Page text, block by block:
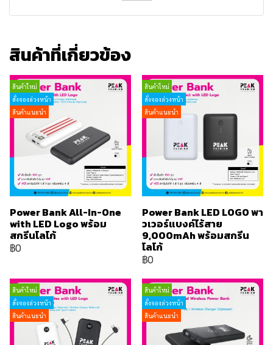
สินค้าที่เกี่ยวข้อง
สินค้าใหม่
สั่งจองล่วงหน้า
สินค้าแนะนำ
Power Bank All-In-One
with LED Logo พร้อม
สกรีนโลโก้
฿0
สินค้าใหม่
สั่งจองล่วงหน้า
สินค้าแนะนำ
Power Bank LED LOGO พา
วเวอร์แบงค์ไร้สาย
9,000mAh พร้อมสกรีน
โลโก้
฿0
สินค้าใหม่
สั่งจองล่วงหน้า
สินค้าแนะนำ
สินค้าใหม่
สั่งจองล่วงหน้า
สินค้าแนะนำ